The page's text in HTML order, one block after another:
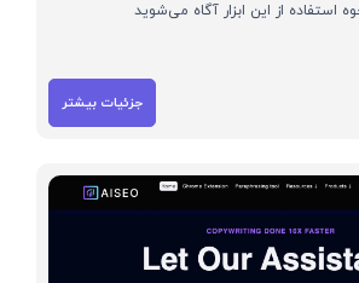
استفاده از این ابزار آگاه می‌شوید
جزئیات بیشتر